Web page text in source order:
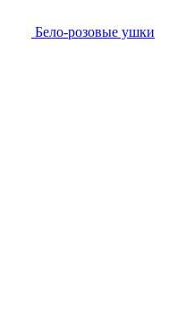
Бело-розовые ушки